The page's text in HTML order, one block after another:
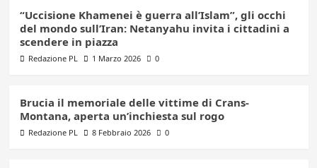
“Uccisione Khamenei è guerra all’Islam”, gli occhi
del mondo sull’Iran: Netanyahu invita i cittadini a
scendere in piazza
Redazione PL 1 Marzo 2026 0
Brucia il memoriale delle vittime di Crans-
Montana, aperta un’inchiesta sul rogo
Redazione PL 8 Febbraio 2026 0